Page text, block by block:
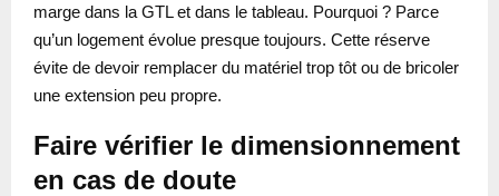
marge dans la GTL et dans le tableau. Pourquoi ? Parce
qu’un logement évolue presque toujours. Cette réserve
évite de devoir remplacer du matériel trop tôt ou de bricoler
une extension peu propre.
Faire vérifier le dimensionnement
en cas de doute